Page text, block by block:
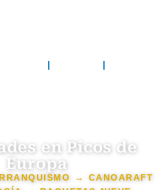
en Picos de
Europa
→ CANOARAFT